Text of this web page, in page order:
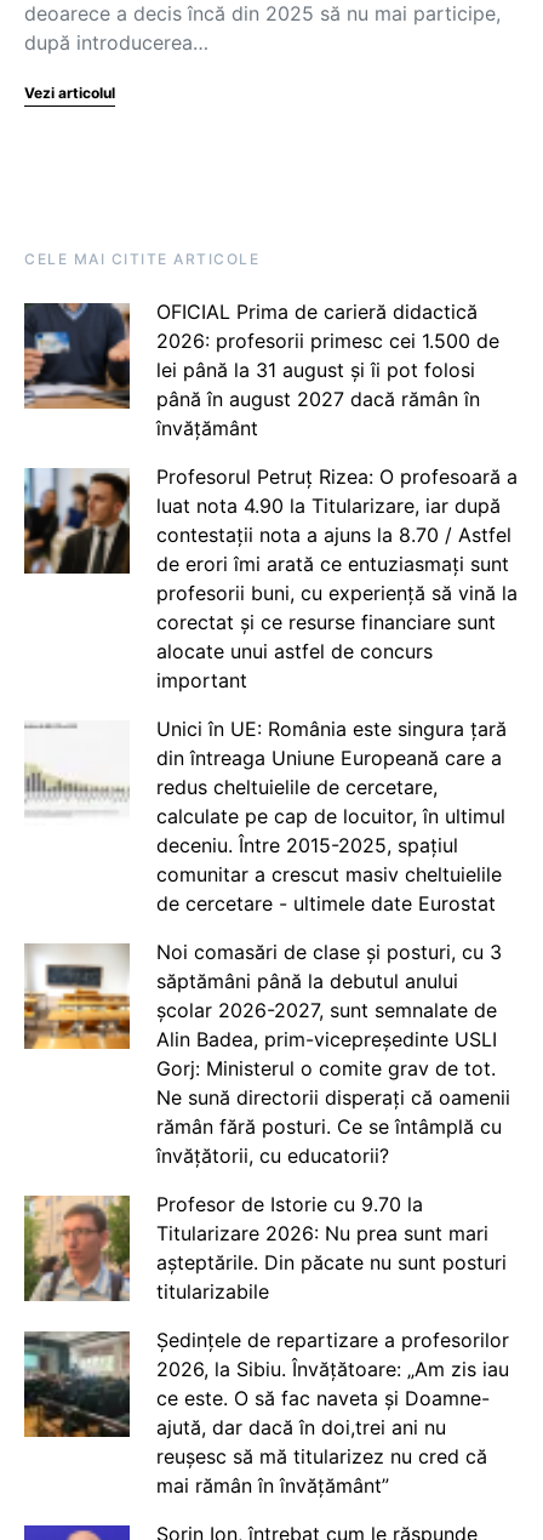
deoarece a decis încă din 2025 să nu mai participe,
după introducerea…
Vezi articolul
CELE MAI CITITE ARTICOLE
OFICIAL Prima de carieră didactică
2026: profesorii primesc cei 1.500 de
lei până la 31 august și îi pot folosi
până în august 2027 dacă rămân în
învățământ
Profesorul Petruț Rizea: O profesoară a
luat nota 4.90 la Titularizare, iar după
contestații nota a ajuns la 8.70 / Astfel
de erori îmi arată ce entuziasmați sunt
profesorii buni, cu experiență să vină la
corectat și ce resurse financiare sunt
alocate unui astfel de concurs
important
Unici în UE: România este singura țară
din întreaga Uniune Europeană care a
redus cheltuielile de cercetare,
calculate pe cap de locuitor, în ultimul
deceniu. Între 2015-2025, spațiul
comunitar a crescut masiv cheltuielile
de cercetare - ultimele date Eurostat
Noi comasări de clase și posturi, cu 3
săptămâni până la debutul anului
școlar 2026-2027, sunt semnalate de
Alin Badea, prim-vicepreședinte USLI
Gorj: Ministerul o comite grav de tot.
Ne sună directorii disperați că oamenii
rămân fără posturi. Ce se întâmplă cu
învățătorii, cu educatorii?
Profesor de Istorie cu 9.70 la
Titularizare 2026: Nu prea sunt mari
așteptările. Din păcate nu sunt posturi
titularizabile
Ședințele de repartizare a profesorilor
2026, la Sibiu. Învățătoare: „Am zis iau
ce este. O să fac naveta și Doamne-
ajută, dar dacă în doi,trei ani nu
reușesc să mă titularizez nu cred că
mai rămân în învățământ”
Sorin Ion, întrebat cum le răspunde